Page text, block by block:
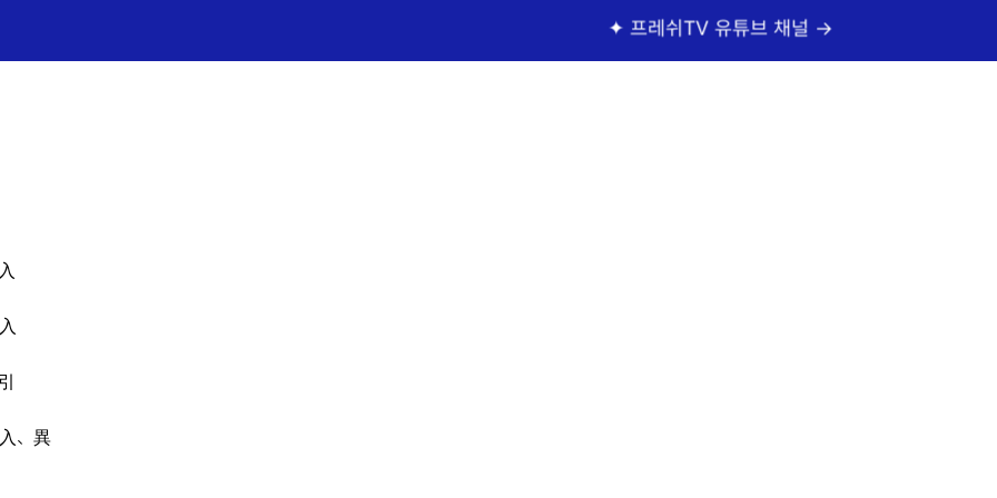
✦ 프레쉬TV 유튜브 채널 →
、異